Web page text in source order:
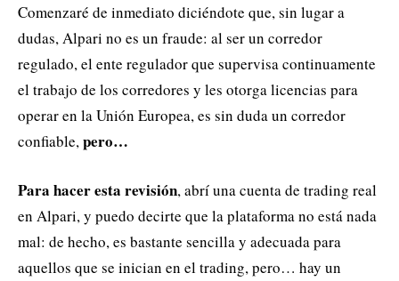
Comenzaré de inmediato diciéndote que, sin lugar a
dudas, Alpari no es un fraude: al ser un corredor
regulado, el ente regulador que supervisa continuamente
el trabajo de los corredores y les otorga licencias para
operar en la Unión Europea, es sin duda un corredor
confiable, pero…
Para hacer esta revisión, abrí una cuenta de trading real
en Alpari, y puedo decirte que la plataforma no está nada
mal: de hecho, es bastante sencilla y adecuada para
aquellos que se inician en el trading, pero… hay un